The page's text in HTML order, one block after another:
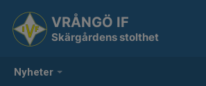
Nyheter
VRÅNGÖ IF
Skärgårdens stolthet